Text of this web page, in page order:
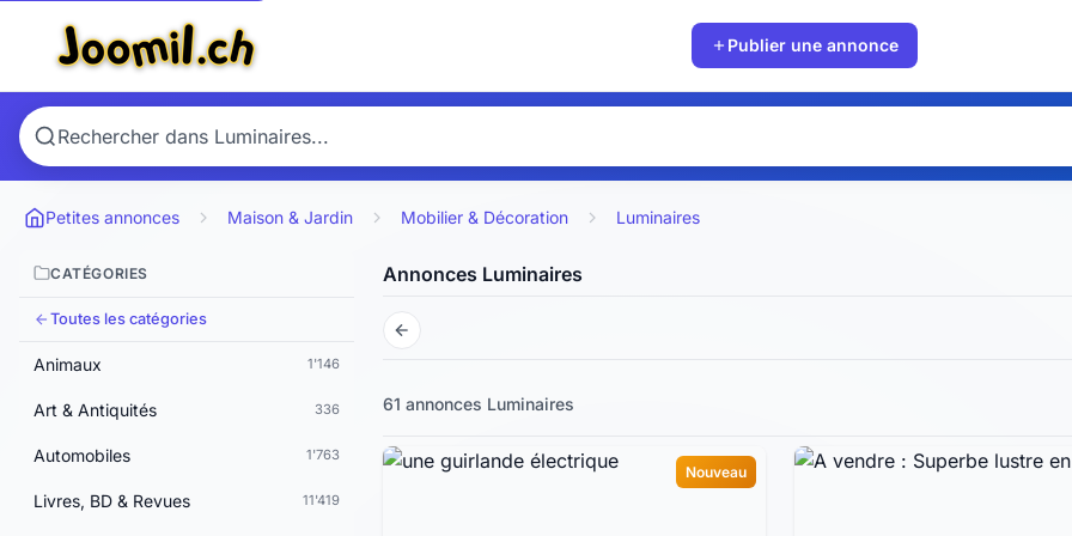
Publier une annonce
Petites annonces Maison & Jardin Mobilier & Décoration Luminaires
CATÉGORIES
Toutes les catégories
Animaux 1'146
Art & Antiquités 336
Automobiles 1'763
Livres, BD & Revues 11'419
Annonces Luminaires
61 annonces Luminaires
Nouveau